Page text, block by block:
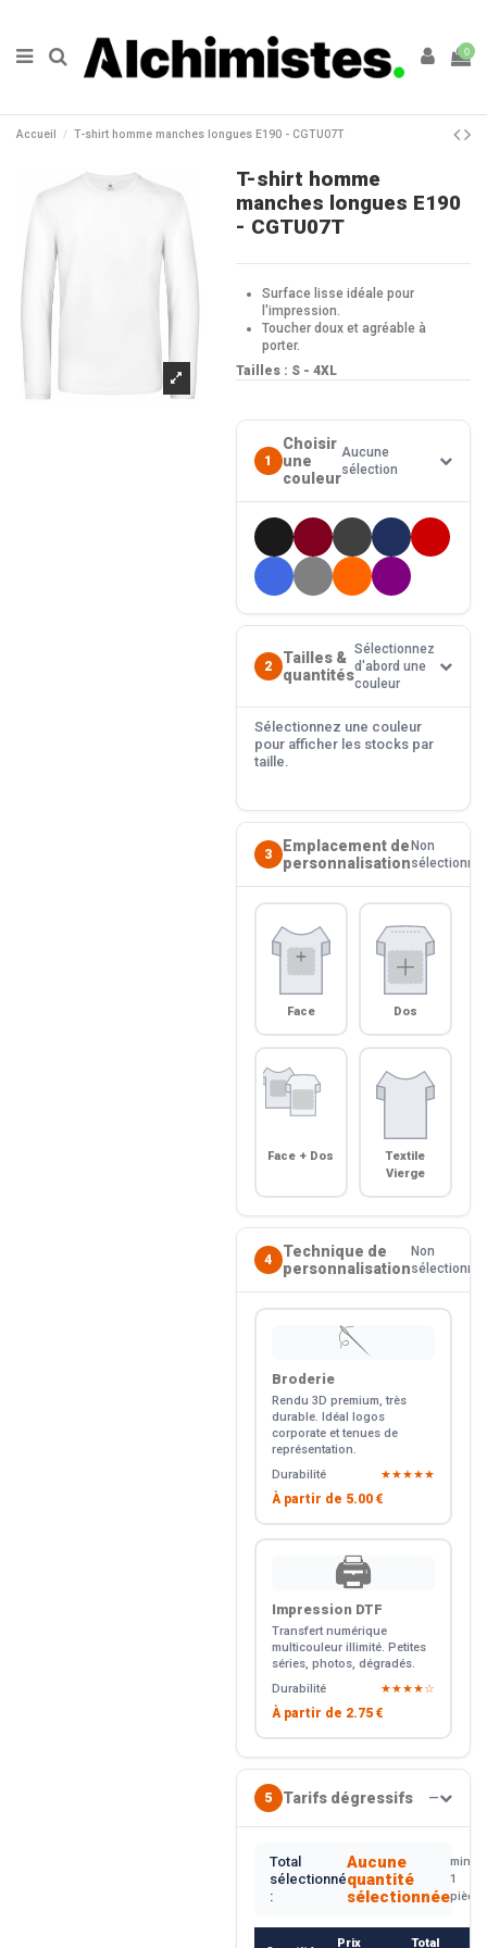
0
Accueil T-shirt homme manches longues E190 - CGTU07T
T-shirt homme
manches longues E190
- CGTU07T
Surface lisse idéale pour
l'impression.
Toucher doux et agréable à
porter.
Tailles : S - 4XL
1
Choisir
une
couleur
Aucune
sélection
2
Tailles &
quantités
Sélectionnez
d'abord une
couleur
Sélectionnez une couleur
pour afficher les stocks par
taille.
3
Emplacement de
personnalisation
Non
sélectionné
Face Dos
Face + Dos
Textile
Vierge
4
Technique de
personnalisation
Non
sélectionné
🪡
Broderie
Rendu 3D premium, très
durable. Idéal logos
corporate et tenues de
représentation.
Durabilité
★★★★★
À partir de 5.00 €
🖨️
Impression DTF
Transfert numérique
multicouleur illimité. Petites
séries, photos, dégradés.
Durabilité
★★★★☆
À partir de 2.75 €
5 Tarifs dégressifs —
Total
sélectionné
:
Aucune
quantité
sélectionnée
min.
1
pièce
Prix Total